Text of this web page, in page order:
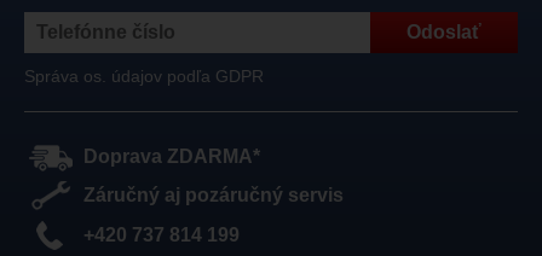
Správa os. údajov podľa GDPR
Doprava ZDARMA*
Záručný aj pozáručný servis
+420 737 814 199